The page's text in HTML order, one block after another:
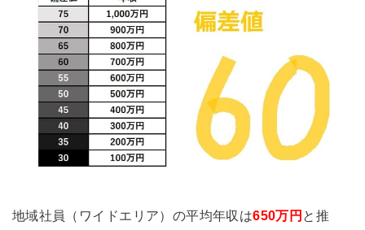
地域社員（ワイドエリア）の平均年収は650万円 と推